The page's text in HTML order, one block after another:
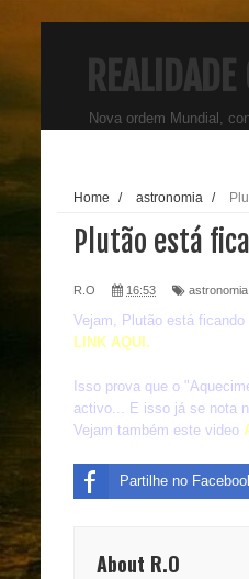
Nova ordem Mundial,
Home / astronomia /
Plutão está
R.O 16:53 astronomia
Vejam, Plutão está
LINK AQUI.
Isso prova que o
activo... E isso já se nota
Vejam também este video
Partilhe no
About R.O